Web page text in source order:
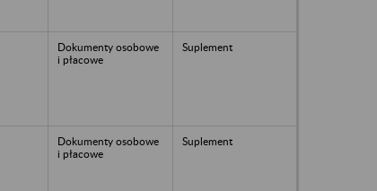
Dokumenty osobowe
i płacowe
Suplement
Dokumenty osobowe
i płacowe
Suplement